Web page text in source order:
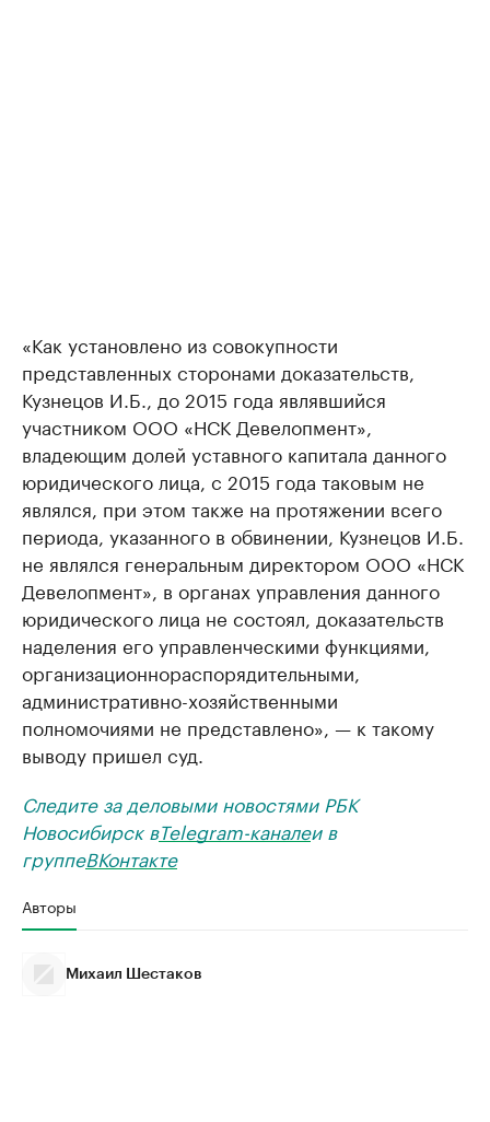
«Как установлено из совокупности
представленных сторонами доказательств,
Кузнецов И.Б., до 2015 года являвшийся
участником ООО «НСК Девелопмент»,
владеющим долей уставного капитала данного
юридического лица, с 2015 года таковым не
являлся, при этом также на протяжении всего
периода, указанного в обвинении, Кузнецов И.Б.
не являлся генеральным директором ООО «НСК
Девелопмент», в органах управления данного
юридического лица не состоял, доказательств
наделения его управленческими функциями,
организационно­распорядительными,
административно-хозяйственными
полномочиями не представлено», — к такому
выводу пришел суд.
Следите за деловыми новостями РБК
Новосибирск вTelegram-каналеи в
группеВКонтакте
Авторы
Михаил Шестаков